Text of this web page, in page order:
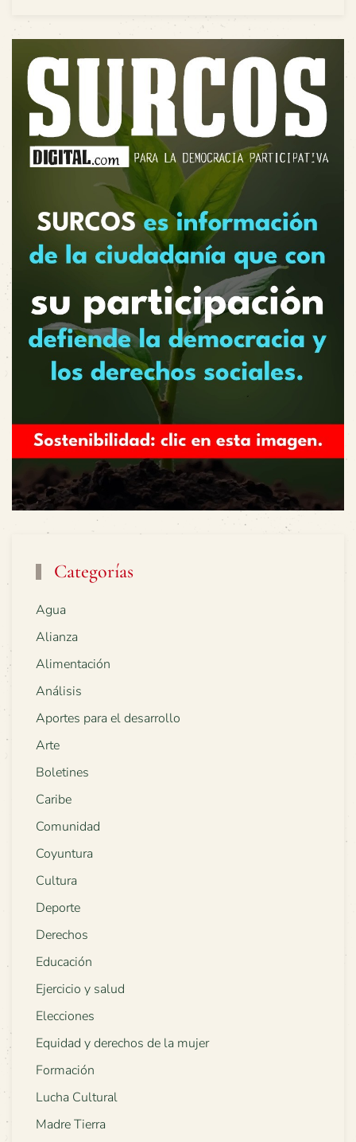
Categorías
Agua
Alianza
Alimentación
Análisis
Aportes para el desarrollo
Arte
Boletines
Caribe
Comunidad
Coyuntura
Cultura
Deporte
Derechos
Educación
Ejercicio y salud
Elecciones
Equidad y derechos de la mujer
Formación
Lucha Cultural
Madre Tierra